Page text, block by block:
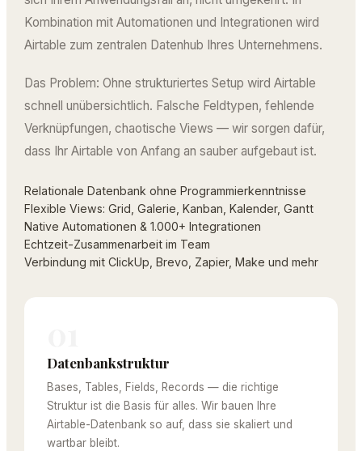
Kombination mit Automationen und Integrationen wird
Airtable zum zentralen Datenhub Ihres Unternehmens.
Das Problem: Ohne strukturiertes Setup wird Airtable
schnell unübersichtlich. Falsche Feldtypen, fehlende
Verknüpfungen, chaotische Views — wir sorgen dafür,
dass Ihr Airtable von Anfang an sauber aufgebaut ist.
Relationale Datenbank ohne Programmierkenntnisse
Flexible Views: Grid, Galerie, Kanban, Kalender, Gantt
Native Automationen & 1.000+ Integrationen
Echtzeit-Zusammenarbeit im Team
Verbindung mit ClickUp, Brevo, Zapier, Make und mehr
Datenbankstruktur
Bases, Tables, Fields, Records — die richtige
Struktur ist die Basis für alles. Wir bauen Ihre
Airtable-Datenbank so auf, dass sie skaliert und
wartbar bleibt.